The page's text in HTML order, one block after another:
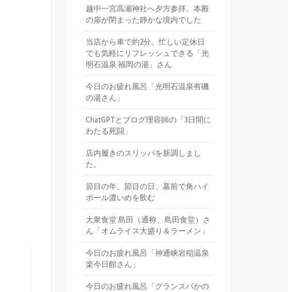
越中一宮高瀬神社へ夕方参拝。本殿
の扉が閉まった静かな境内でした
当店から車で約2分。忙しい定休日
でも気軽にリフレッシュできる「光
明石温泉 福岡の湯」さん
今日のお疲れ風呂「光明石温泉有磯
の湯さん」
ChatGPTとブログ理容師の「3日間に
わたる死闘」
店内履きのスリッパを新調しまし
た。
節目の年、節目の日、墓前で角ハイ
ボール濃いめを飲む
大衆食堂 島田（通称、島田食堂）さ
ん「オムライス大盛り＆ラーメン」
今日のお疲れ風呂「神通峡岩稲温泉
楽今日館さん」
今日のお疲れ風呂「グランスパかの